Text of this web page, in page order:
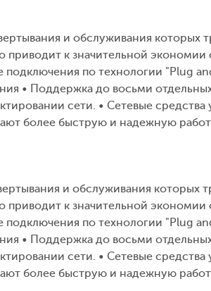
и обслуживания
к значительной экономии
по технологии "Plug
• Поддержка до восьми
сети. • Сетевые средства
более быструю и надежную
и обслуживания
к значительной экономии
по технологии "Plug
• Поддержка до восьми
сети. • Сетевые средства
более быструю и надежную